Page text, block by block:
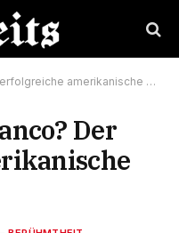
amerikanische Musikproduzent
Der